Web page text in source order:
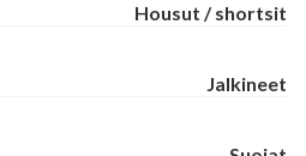
Housut / shortsit
Jalkineet